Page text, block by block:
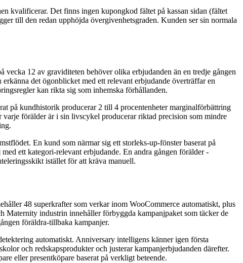
kvalificerar. Det finns ingen kupongkod fältet på kassan sidan (fältet
till den redan upphöjda övergivenhetsgraden. Kunden ser sin normala
12 av graviditeten behöver olika erbjudanden än en tredje gången
det ögonblicket med ett relevant erbjudande överträffar en
kan rikta sig som inhemska förhållanden.
på kundhistorik producerar 2 till 4 procentenheter marginalförbättring
förälder är i sin livscykel producerar riktad precision som mindre
En kund som närmar sig ett storleks-up-fönster baserat på
ett kategori-relevant erbjudande. En andra gången förälder -
istället för att kräva manuell.
48 superkrafter som verkar inom WooCommerce automatiskt, plus
Maternity industrin innehåller förbyggda kampanjpaket som täcker de
föräldra-tillbaka kampanjer.
automatiskt. Anniversary intelligens känner igen första
och redskapsprodukter och justerar kampanjerbjudanden därefter.
eller presentköpare baserat på verkligt beteende.